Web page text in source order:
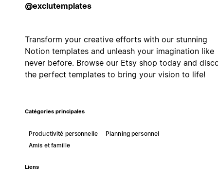
@exclutemplates
Transform your creative efforts with our stunning
Notion templates and unleash your imagination like
never before. Browse our Etsy shop today and
the perfect templates to bring your vision to life!
Catégories principales
Productivité personnelle
Planning personnel
Amis et famille
Liens